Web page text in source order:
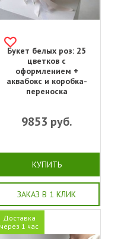
Букет белых роз: 25
цветков с
оформлением +
аквабокс и коробка-
переноска
9853 руб.
КУПИТЬ
ЗАКАЗ В 1 КЛИК
Доставка
через 1 час